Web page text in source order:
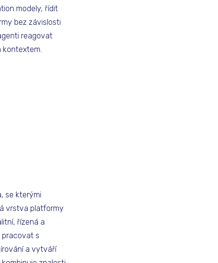
modely, řídit
bez závislosti
reagovat
kontextem.
se kterými
vrstva platformy
řízená a
pracovat s
a vytváří